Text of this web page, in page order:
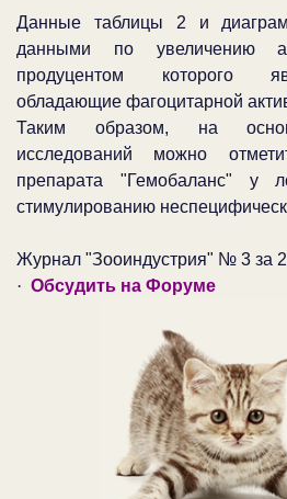
Данные таблицы 2 и
данными по увеличению
продуцентом которого
обладающие фагоцитарной
Таким образом, на
исследований можно
препарата "Гемобаланс" у
стимулированию
Журнал "Зооиндустрия" № 3 за
· Обсудить на Форуме